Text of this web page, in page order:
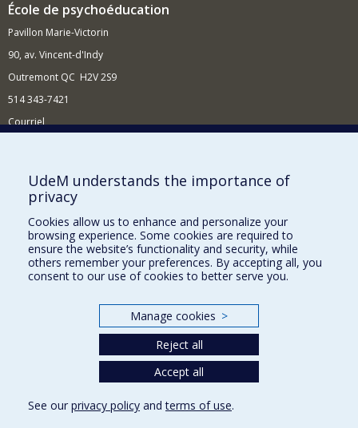
École de psychoéducation
Pavillon Marie-Victorin
90, av. Vincent-d'Indy
Outremont QC H2V 2S9
514 343-7421
Courriel
Comment soutenir l'École?
BESOIN D'AIDE?
Plan du site
Signaler une erreur
Accessibilité
Nos départements et écoles
UdeM understands the importance of
privacy
Cookies allow us to enhance and personalize your
browsing experience. Some cookies are required to
ensure the website’s functionality and security, while
others remember your preferences. By accepting all, you
consent to our use of cookies to better serve you.
Manage cookies >
Reject all
Accept all
See our privacy policy andterms of use.